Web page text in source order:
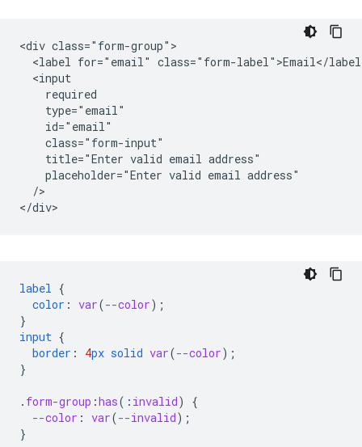
<div class="form-group">
<label for="email" class="form-label">Email</
  <input
    required
    type="email"
    id="email"
    class="form-input"
    title="Enter valid email address"
    placeholder="Enter valid email address"
  />
label {
color : var(--color);
}
input {
border : 4px solid var(--color);
}
. form-group :has( : invalid)
{
--color : var(--invalid);
}